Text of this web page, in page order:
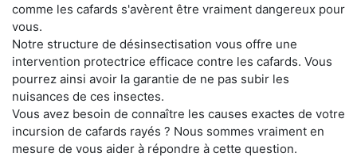
comme les cafards s'avèrent être vraiment dangereux pour
vous.
Notre structure de désinsectisation vous offre une
intervention protectrice efficace contre les cafards. Vous
pourrez ainsi avoir la garantie de ne pas subir les
nuisances de ces insectes.
Vous avez besoin de connaître les causes exactes de votre
incursion de cafards rayés ? Nous sommes vraiment en
mesure de vous aider à répondre à cette question.